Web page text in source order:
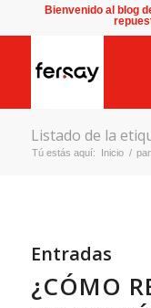
Bienvenido al blog
Listado de la
Tú estás aquí: Inicio /
Entradas
¿CÓMO